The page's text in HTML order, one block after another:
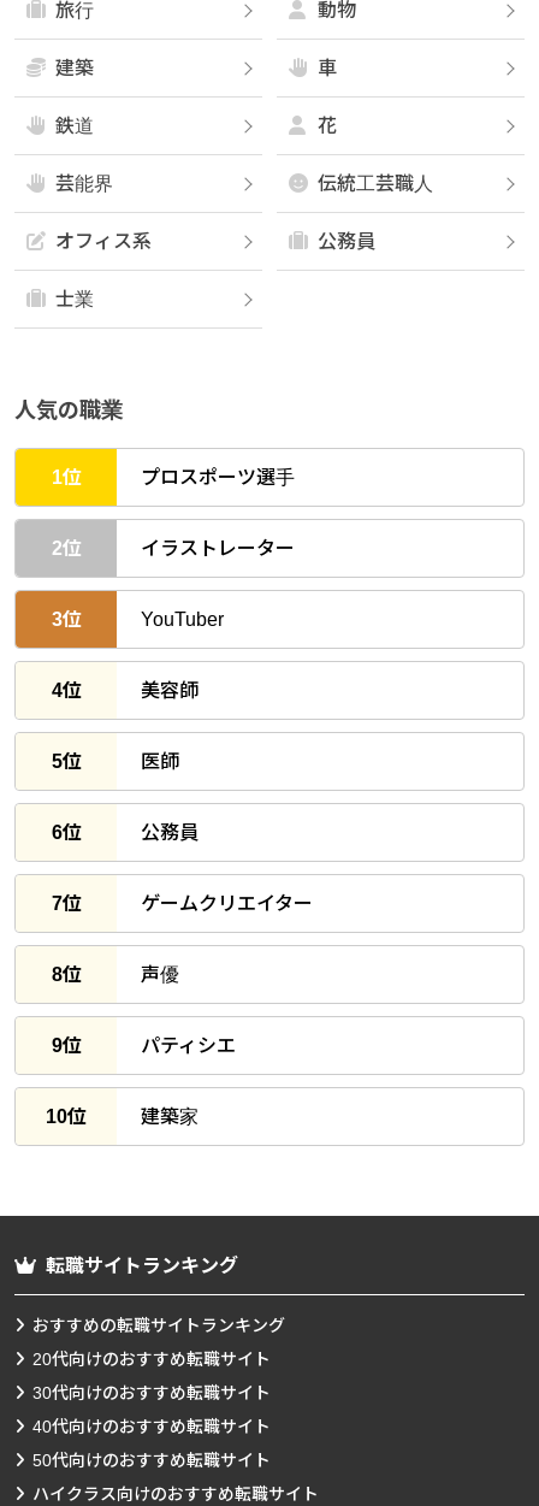
旅行 動物
建築 車
鉄道 花
芸能界 伝統工芸職人
オフィス系 公務員
士業
人気の職業
1位 プロスポーツ選手
2位 イラストレーター
3位 YouTuber
4位 美容師
5位 医師
6位 公務員
7位 ゲームクリエイター
8位 声優
9位 パティシエ
10位 建築家
転職サイトランキング
おすすめの転職サイトランキング
20代向けのおすすめ転職サイト
30代向けのおすすめ転職サイト
40代向けのおすすめ転職サイト
50代向けのおすすめ転職サイト
ハイクラス向けのおすすめ転職サイト